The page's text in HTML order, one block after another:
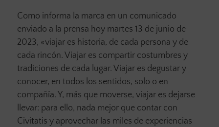
Como informa la marca en un comunicado
enviado a la prensa hoy martes 13 de junio de
2023, «viajar es historia, de cada persona y de
cada rincón. Viajar es compartir costumbres y
tradiciones de cada lugar. Viajar es degustar y
conocer, en todos los sentidos, solo o en
compañía. Y, más que moverse, viajar es dejarse
llevar: para ello, nada mejor que contar con
Civitatis y aprovechar las miles de experiencias